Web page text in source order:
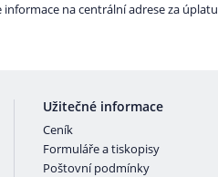
na centrální adrese za úplatu
Užitečné informace
Ceník
Formuláře a tiskopisy
Poštovní podmínky